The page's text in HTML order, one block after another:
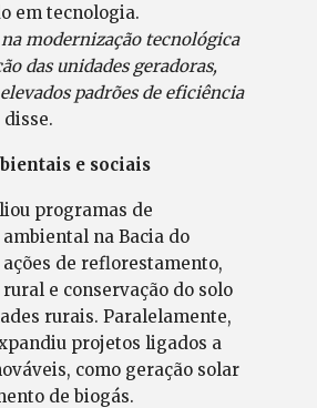
em tecnologia.
modernização tecnológica
das unidades geradoras,
padrões de eficiência
disse.
e sociais
programas de
na Bacia do
de reflorestamento,
e conservação do solo
rurais. Paralelamente,
projetos ligados a
como geração solar
de biogás.